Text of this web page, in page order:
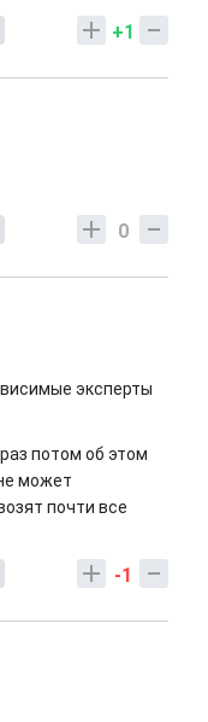
+1
0
эксперты
потом об этом
может
почти все
-1